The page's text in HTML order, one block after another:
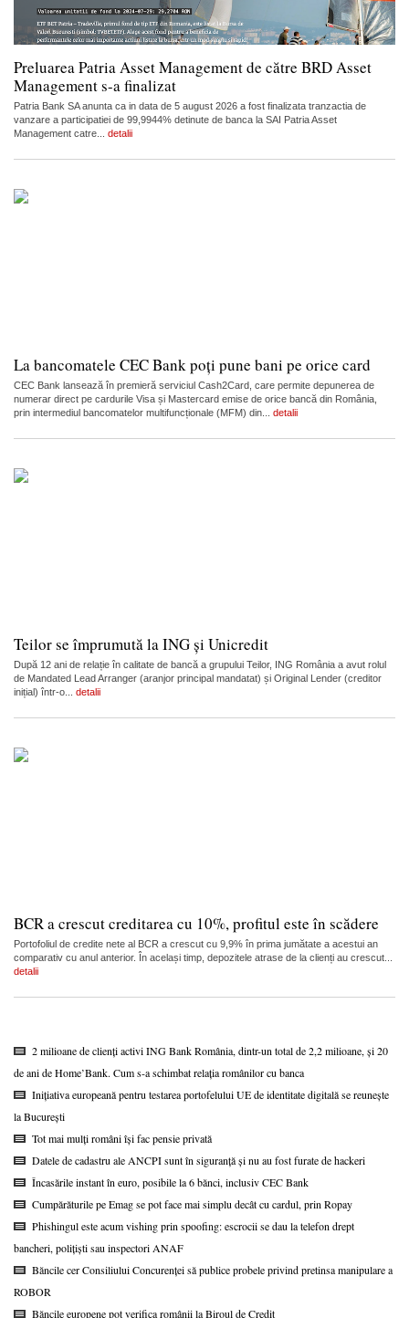
Preluarea Patria Asset Management de către BRD Asset
Management s-a finalizat
Patria Bank SA anunta ca in data de 5 august 2026 a fost finalizata tranzactia de
vanzare a participatiei de 99,9944% detinute de banca la SAI Patria Asset
Management catre... detalii
La bancomatele CEC Bank poți pune bani pe orice card
CEC Bank lansează în premieră serviciul Cash2Card, care permite depunerea de
numerar direct pe cardurile Visa și Mastercard emise de orice bancă din România,
prin intermediul bancomatelor multifuncționale (MFM) din... detalii
Teilor se împrumută la ING și Unicredit
După 12 ani de relație în calitate de bancă a grupului Teilor, ING România a avut rolul
de Mandated Lead Arranger (aranjor principal mandatat) și Original Lender (creditor
inițial) într-o... detalii
BCR a crescut creditarea cu 10%, profitul este în scădere
Portofoliul de credite nete al BCR a crescut cu 9,9% în prima jumătate a acestui an
comparativ cu anul anterior. În același timp, depozitele atrase de la clienți au crescut...
detalii
2 milioane de clienți activi ING Bank România, dintr-un total de 2,2 milioane, și 20
de ani de Home’Bank. Cum s-a schimbat relația românilor cu banca
Inițiativa europeană pentru testarea portofelului UE de identitate digitală se reunește
la București
Tot mai mulți români își fac pensie privată
Datele de cadastru ale ANCPI sunt în siguranță și nu au fost furate de hackeri
Încasările instant în euro, posibile la 6 bănci, inclusiv CEC Bank
Cumpărăturile pe Emag se pot face mai simplu decât cu cardul, prin Ropay
Phishingul este acum vishing prin spoofing: escrocii se dau la telefon drept
bancheri, polițiști sau inspectori ANAF
Băncile cer Consiliului Concurenței să publice probele privind pretinsa manipulare a
ROBOR
Băncile europene pot verifica românii la Biroul de Credit